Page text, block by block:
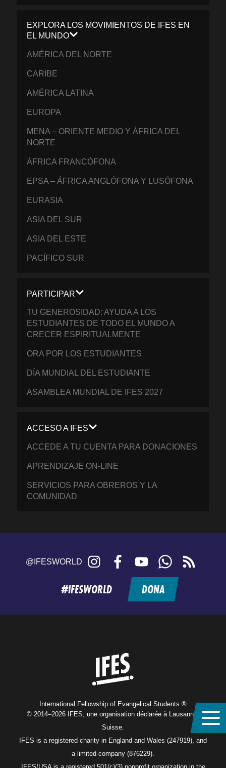
EXPLORA LOS MOVIMIENTOS DE IFES EN
EL MUNDO
AMÉRICA DEL NORTE
CARIBE
AMÉRICA LATINA
EUROPA
MENA – ORIENTE MEDIO Y ÁFRICA DEL
NORTE
ÁFRICA FRANCÓFONA
EPSA – ÁFRICA ANGLÓFONA Y LUSÓFONA
EURASIA
ASIA DEL SUR
ASIA DEL ESTE
PACÍFICO SUR
PARTICIPAR
TU GENEROSIDAD: AYUDA A LOS
ESTUDIANTES DE TODO EL MUNDO A
CRECER ESPIRITUALMENTE
ORA POR LOS ESTUDIANTES
DÍA MUNDIAL DEL ESTUDIANTE
ASAMBLEA MUNDIAL DE IFES 2027
ACCESO A IFES
ACCEDE A TU CUENTA PARA DONACIONES
APRENDIZAJE ON-LINE
SERVICIOS PARA OBREROS Y LA
COMUNIDAD
@IFESWORLD Instagram FacebookYouTubeWhatsApp
feed
#IFESWORLD DONA
International Fellowship of Evangelical Students ®
© 2014–2026 IFES, une organisation déclarée à Lausanne,
Suisse.
IFES is a registered charity in England and Wales (247919), and
a limited company (876229).